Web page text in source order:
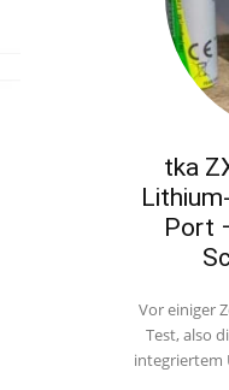
tka
Port
Vor einiger
Test, also
integriertem